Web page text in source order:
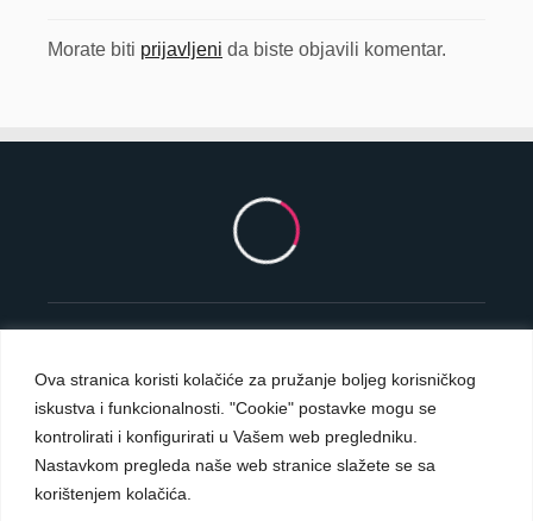
Ova stranica koristi kolačiće za pružanje boljeg korisničkog
iskustva i funkcionalnosti. "Cookie" postavke mogu se
kontrolirati i konfigurirati u Vašem web pregledniku.
Nastavkom pregleda naše web stranice slažete se sa
korištenjem kolačića.
Morate biti prijavljeni da biste objavili komentar.
Carmelite Sisters DCJ. Made in Kingdom of God.